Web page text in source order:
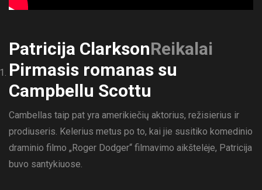
Patricija ClarksonReikalai
Pirmasis romanas su
Campbellu Scottu
Cambellas taip pat yra amerikiečių aktorius, režisierius ir
prodiuseris. Kelerius metus po to, kai jie susitiko komedinio
draminio filmo „Roger Dodger“ filmavimo aikštelėje, Patricija
buvo santykiuose.